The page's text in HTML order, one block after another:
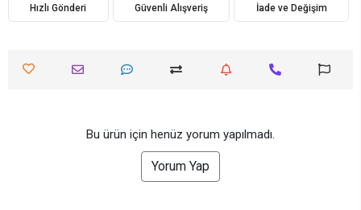
Hızlı Gönderi Güvenli Alışveriş İade ve Değişim
Bu ürün için henüz yorum yapılmadı.
Yorum Yap